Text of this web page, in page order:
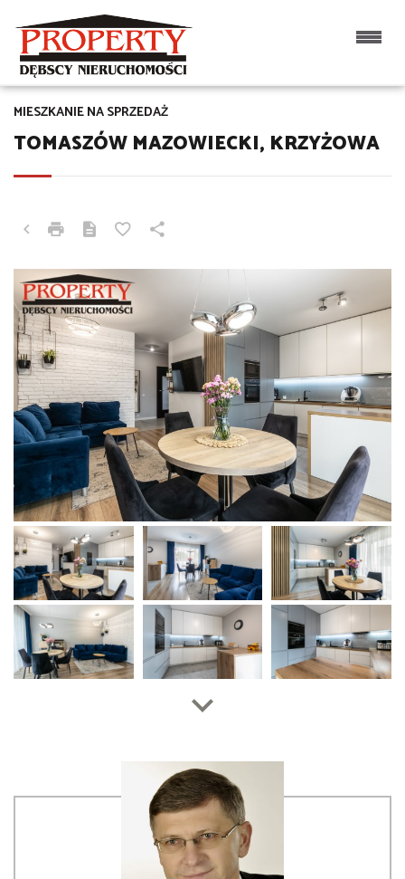
TOMASZÓW MAZOWIECKI, KRZYŻOWA
MIESZKANIE NA SPRZEDAŻ